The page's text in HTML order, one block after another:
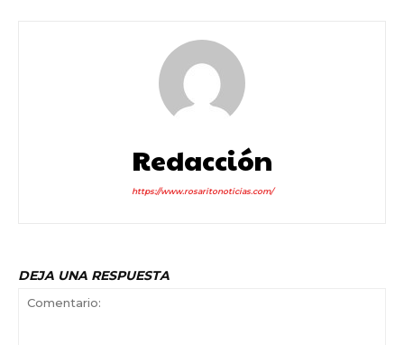
Redacción
https://www.rosaritonoticias.com/
DEJA UNA RESPUESTA